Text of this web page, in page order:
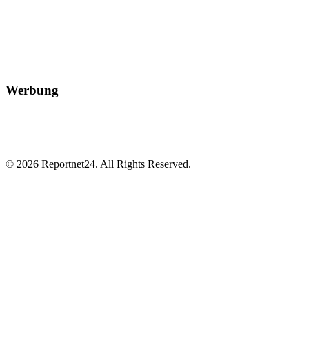
Werbung
© 2026 Reportnet24. All Rights Reserved.